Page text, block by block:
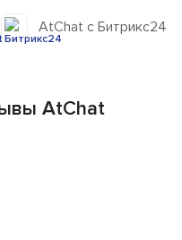
AtChat с Битрикс24
AtChat